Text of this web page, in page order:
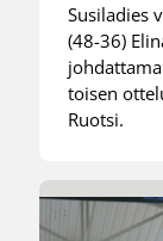
Susiladies
(48-36)
toisen
Ruotsi.